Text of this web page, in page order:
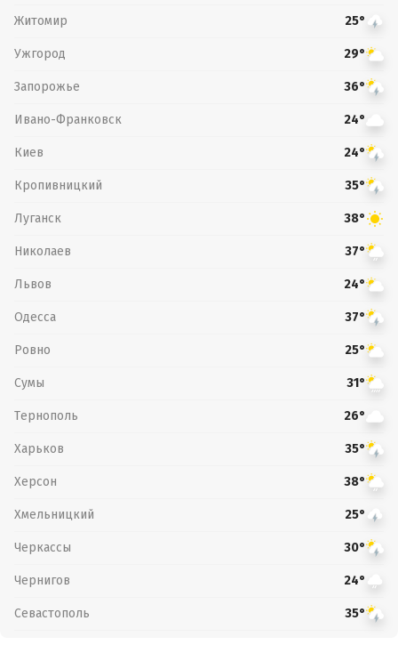
Житомир 25°
Ужгород 29°
Запорожье 36°
Ивано-Франковск 24°
Киев 24°
Кропивницкий 35°
Луганск 38°
Николаев 37°
Львов 24°
Одесса 37°
Ровно 25°
Сумы 31°
Тернополь 26°
Харьков 35°
Херсон 38°
Хмельницкий 25°
Черкассы 30°
Чернигов 24°
Севастополь 35°